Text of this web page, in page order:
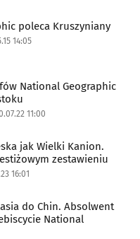
poleca Kruszyniany
14:05
National Geographic
11:00
jak Wielki Kanion.
zestawieniu
16:01
do Chin. Absolwent
National